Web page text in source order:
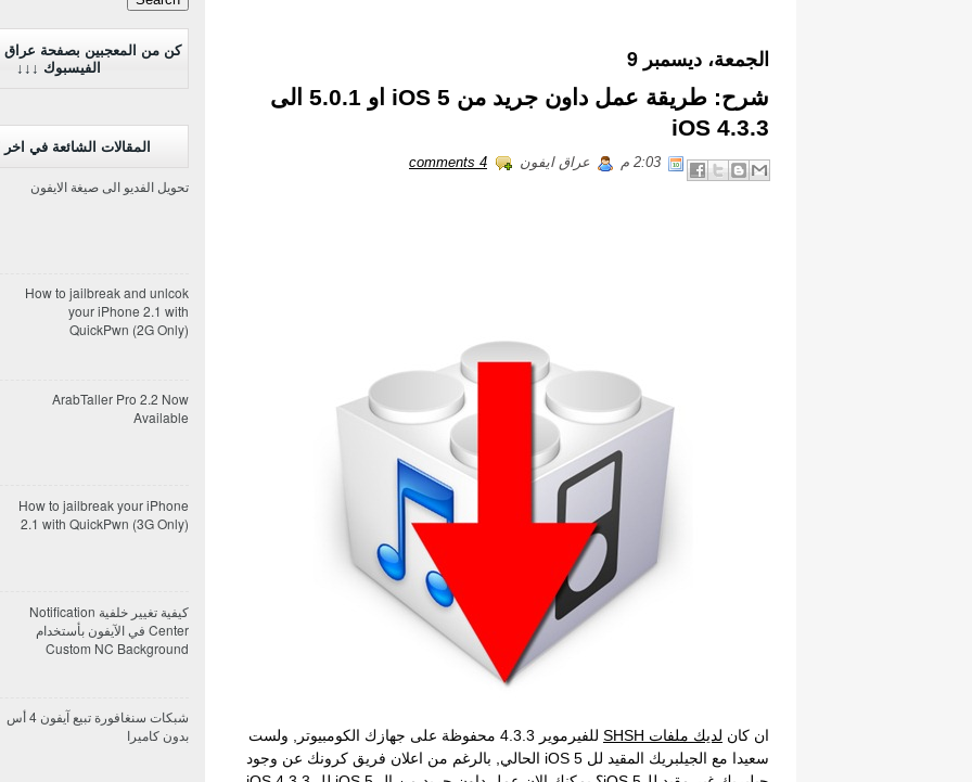
الجمعة، ديسمبر 9
شرح: طريقة عمل داون جريد من iOS 5 او 5.0.1 الى
iOS 4.3.3
عراق ايفون 4 comments
ان كان لديك ملفات SHSH
للفيرموير 4.3.3 محفوظة على جهازك الكومبيوتر, ولست
سعيدا مع الجيلبريك المقيد لل iOS 5 الحالي, بالرغم من اعلان فريق كرونك عن وجود
كن من المعجبين بصفحة عراق
الفيسبوك ↓↓↓
المقالات الشائعة في اخر 7 ايام
تحويل الفديو الى صيغة الايفون
How to jailbreak and unlcok
your iPhone 2.1 with
QuickPwn (2G Only)
ArabTaller Pro 2.2 Now
Available
How to jailbreak your iPhone
2.1 with QuickPwn (3G Only)
كيفية تغيير خلفية Notification
Center في الآيفون بأستخدام
Custom NC Background
شبكات سنغافورة تبيع آيفون 4 أس
بدون كاميرا